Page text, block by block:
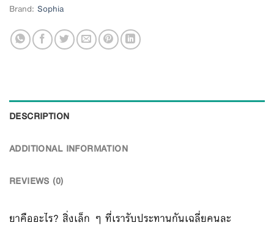
Brand: Sophia
DESCRIPTION
ADDITIONAL INFORMATION
REVIEWS (0)
ยาคืออะไร? สิ่งเล็ก ๆ ที่เรารับประทานกันเฉลี่ยคนละ